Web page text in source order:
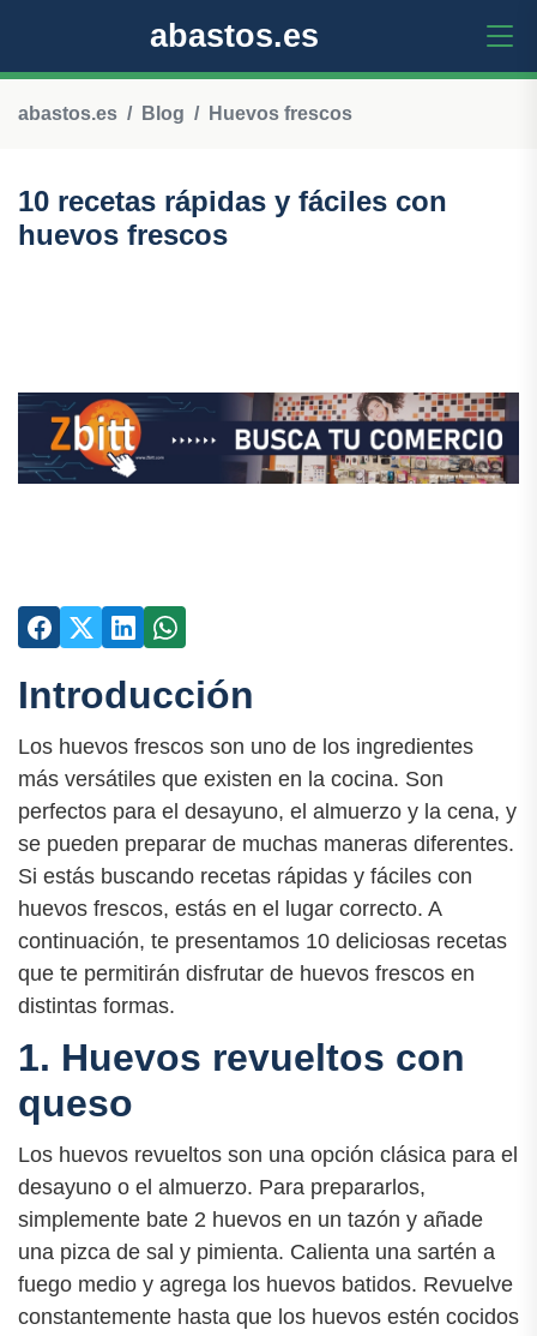
abastos.es
abastos.es Blog Huevos frescos
10 recetas rápidas y fáciles con
huevos frescos
Introducción
Los huevos frescos son uno de los ingredientes
más versátiles que existen en la cocina. Son
perfectos para el desayuno, el almuerzo y la cena, y
se pueden preparar de muchas maneras diferentes.
Si estás buscando recetas rápidas y fáciles con
huevos frescos, estás en el lugar correcto. A
continuación, te presentamos 10 deliciosas recetas
que te permitirán disfrutar de huevos frescos en
distintas formas.
1. Huevos revueltos con
queso
Los huevos revueltos son una opción clásica para el
desayuno o el almuerzo. Para prepararlos,
simplemente bate 2 huevos en un tazón y añade
una pizca de sal y pimienta. Calienta una sartén a
fuego medio y agrega los huevos batidos. Revuelve
constantemente hasta que los huevos estén cocidos